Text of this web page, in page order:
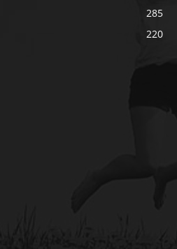
285
220